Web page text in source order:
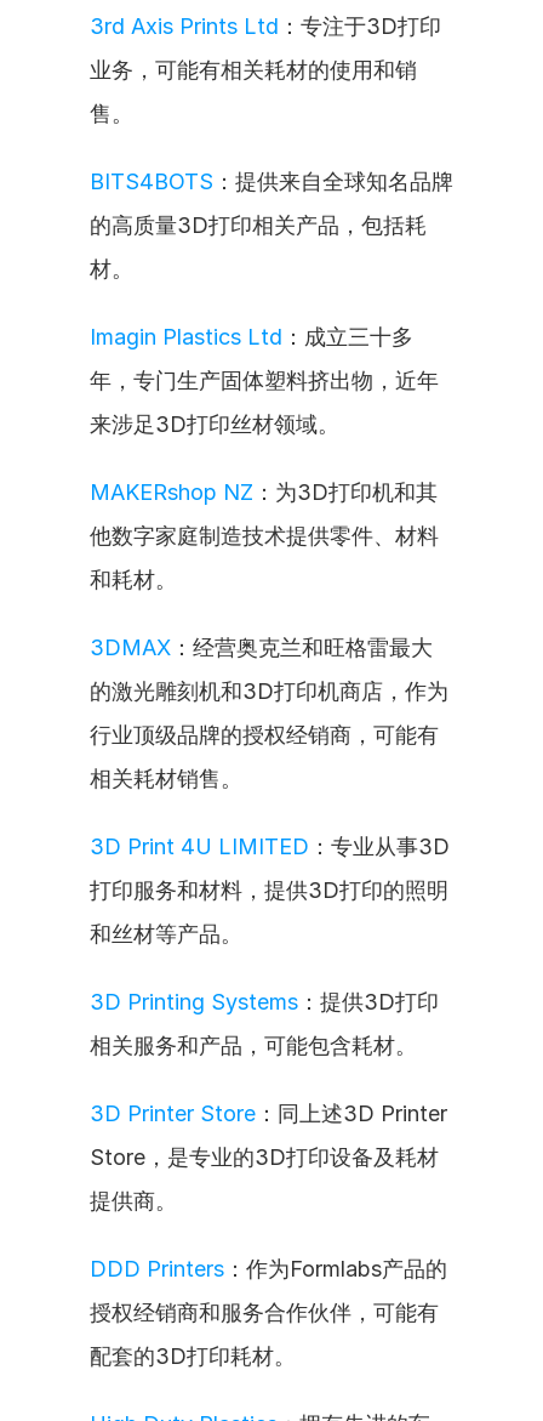
3rd Axis Prints Ltd ：专注于3D打印
业务，可能有相关耗材的使用和销
售。
BITS4BOTS ：提供来自全球知名品牌
的高质量3D打印相关产品，包括耗
材。
Imagin Plastics Ltd ：成立三十多
年，专门生产固体塑料挤出物，近年
来涉足3D打印丝材领域。
MAKERshop NZ ：为3D打印机和其
他数字家庭制造技术提供零件、材料
和耗材。
3DMAX ：经营奥克兰和旺格雷最大
的激光雕刻机和3D打印机商店，作为
行业顶级品牌的授权经销商，可能有
相关耗材销售。
3D Print 4U LIMITED ：专业从事3D
打印服务和材料，提供3D打印的照明
和丝材等产品。
3D Printing Systems ：提供3D打印
相关服务和产品，可能包含耗材。
3D Printer Store ：同上述3D Printer
Store，是专业的3D打印设备及耗材
提供商。
DDD Printers ：作为Formlabs产品的
授权经销商和服务合作伙伴，可能有
配套的3D打印耗材。